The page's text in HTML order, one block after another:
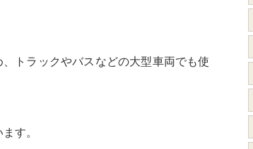
トラックやバスなどの大型車両でも使
す。